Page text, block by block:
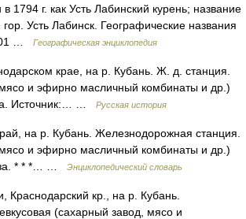
г. как Усть Лабинский курень; название
Усть Лабинск. Географические названия
…
Географическая энциклопедия
крае, на р. Кубань. Ж. д. станция.
и эфирно масличный комбинаты и др.)
Источник:… …
Русская история
на р. Кубань. Железнодорожная станция.
и эфирно масличный комбинаты и др.)
* * *… …
Энциклопедический словарь
кр., на р. Кубань.
(сахарный завод, мясо и